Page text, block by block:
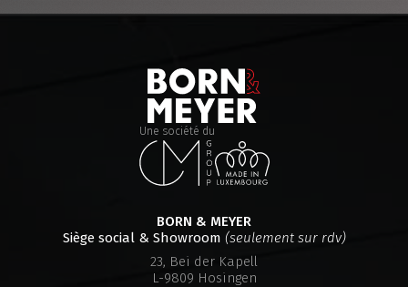
Une société du
BORN & MEYER
Siège social & Showroom (seulement sur rdv)
23, Bei der Kapell
L-9809 Hosingen